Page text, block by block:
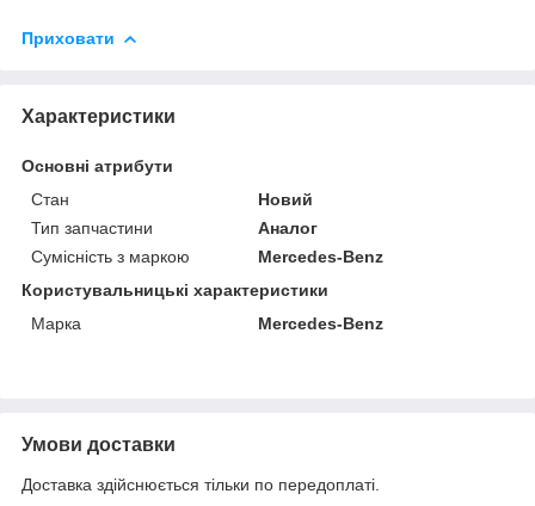
Приховати
Характеристики
Основні атрибути
Стан
Новий
Тип запчастини
Аналог
Сумісність з маркою
Mercedes-Benz
Користувальницькі характеристики
Марка
Mercedes-Benz
Умови доставки
Доставка здійснюється тільки по передоплаті.